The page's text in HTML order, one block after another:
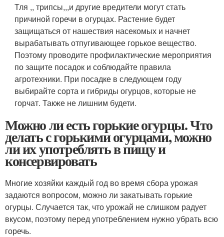
Тля ,, трипсы,,,и другие вредители могут стать
причиной горечи в огурцах. Растение будет
защищаться от нашествия насекомых и начнет
вырабатывать отпугивающее горькое вещество.
Поэтому проводите профилактические мероприятия
по защите посадок и соблюдайте правила
агротехники. При посадке в следующем году
выбирайте сорта и гибриды огурцов, которые не
горчат. Также не лишним будети.
Можно ли есть горькие огурцы. Что
делать с горькими огурцами, можно
ли их употреблять в пищу и
консервировать
Многие хозяйки каждый год во время сбора урожая
задаются вопросом, можно ли закатывать горькие
огурцы. Случается так, что урожай не слишком радует
вкусом, поэтому перед употреблением нужно убрать всю
горечь.